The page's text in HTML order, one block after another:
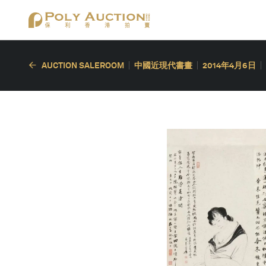
AUCTION SALEROOM 中國近現代書畫 2014年4月6日